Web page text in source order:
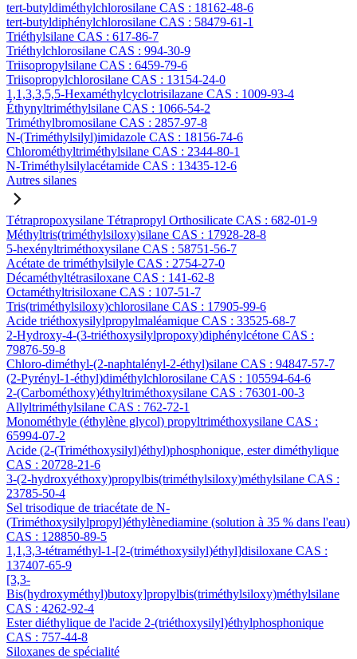
tert-butyldiméthylchlorosilane CAS : 18162-48-6
tert-butyldiphénylchlorosilane CAS : 58479-61-1
Triéthylsilane CAS : 617-86-7
Triéthylchlorosilane CAS : 994-30-9
Triisopropylsilane CAS : 6459-79-6
Triisopropylchlorosilane CAS : 13154-24-0
1,1,3,3,5,5-Hexaméthylcyclotrisilazane CAS : 1009-93-4
Éthynyltriméthylsilane CAS : 1066-54-2
Triméthylbromosilane CAS : 2857-97-8
N-(Triméthylsilyl)imidazole CAS : 18156-74-6
Chlorométhyltriméthylsilane CAS : 2344-80-1
N-Triméthylsilylacétamide CAS : 13435-12-6
Autres silanes
Tétrapropoxysilane Tétrapropyl Orthosilicate CAS : 682-01-9
Méthyltris(triméthylsiloxy)silane CAS : 17928-28-8
5-hexényltriméthoxysilane CAS : 58751-56-7
Acétate de triméthylsilyle CAS : 2754-27-0
Décaméthyltétrasiloxane CAS : 141-62-8
Octaméthyltrisiloxane CAS : 107-51-7
Tris(triméthylsiloxy)chlorosilane CAS : 17905-99-6
Acide triéthoxysilylpropylmaléamique CAS : 33525-68-7
2-Hydroxy-4-(3-triéthoxysilylpropoxy)diphénylcétone CAS :
79876-59-8
Chloro-diméthyl-(2-naphtalényl-2-éthyl)silane CAS : 94847-57-7
(2-Pyrényl-1-éthyl)diméthylchlorosilane CAS : 105594-64-6
2-(Carbométhoxy)éthyltriméthoxysilane CAS : 76301-00-3
Allyltriméthylsilane CAS : 762-72-1
Monométhyle (éthylène glycol) propyltriméthoxysilane CAS :
65994-07-2
Acide (2-(Triméthoxysilyl)éthyl)phosphonique, ester diméthylique
CAS : 20728-21-6
3-(2-hydroxyéthoxy)propylbis(triméthylsiloxy)méthylsilane CAS :
23785-50-4
Sel trisodique de triacétate de N-
(Triméthoxysilylpropyl)éthylènediamine (solution à 35 % dans l'eau)
CAS : 128850-89-5
1,1,3,3-tétraméthyl-1-[2-(triméthoxysilyl)éthyl]disiloxane CAS :
137407-65-9
[3,3-
Bis(hydroxyméthyl)butoxy]propylbis(triméthylsiloxy)méthylsilane
CAS : 4262-92-4
Ester diéthylique de l'acide 2-(triéthoxysilyl)éthylphosphonique
CAS : 757-44-8
Siloxanes de spécialité